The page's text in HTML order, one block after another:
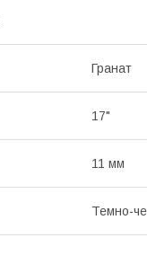
Гранат
17"
11 мм
Темно-